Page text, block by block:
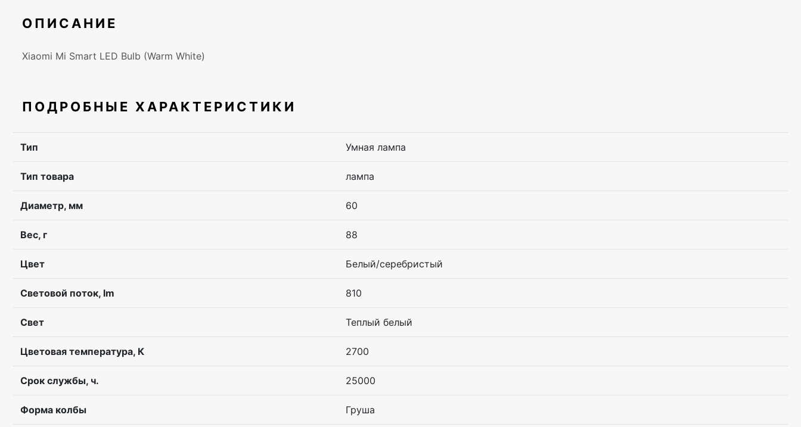
ОПИСАНИЕ
Xiaomi Mi Smart LED Bulb (Warm White)
ПОДРОБНЫЕ ХАРАКТЕРИСТИКИ
Тип Умная лампа
Тип товара лампа
Диаметр, мм 60
Вес, г 88
Цвет Белый/серебристый
Световой поток, lm 810
Свет Теплый белый
Цветовая температура, К 2700
Срок службы, ч. 25000
Форма колбы Груша